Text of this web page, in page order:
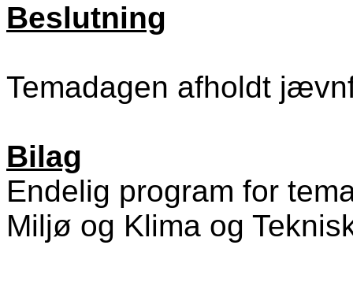
Beslutning
Temadagen afholdt
Bilag
Endelig program for
Miljø og Klima og